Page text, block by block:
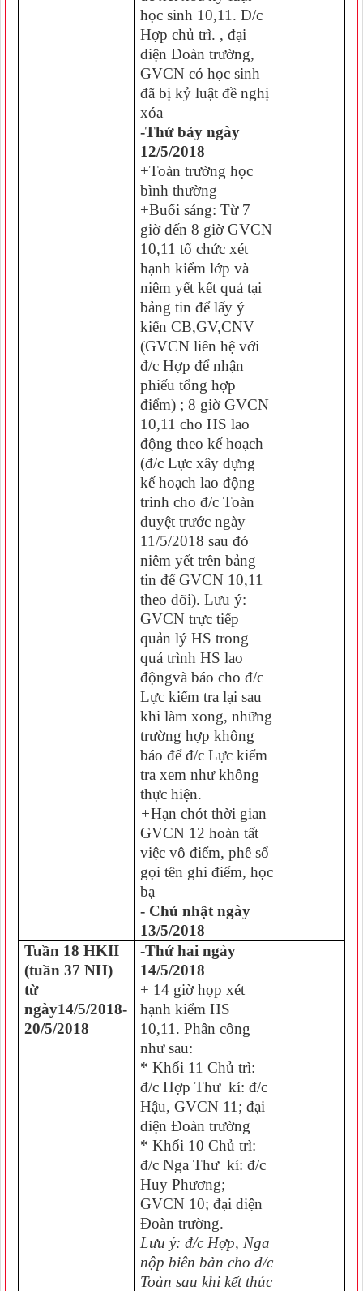
học sinh 10,11. Đ/c
Hợp chủ trì. , đại
diện Đoàn trường,
GVCN có học sinh
đã bị kỷ luật đề nghị
xóa
-Thứ bảy ngày
12/5/2018
+Toàn trường học
bình thường
+Buổi sáng: Từ 7
giờ đến 8 giờ GVCN
10,11 tổ chức xét
hạnh kiểm lớp và
niêm yết kết quả tại
bảng tin để lấy ý
kiến CB,GV,CNV
(GVCN liên hệ với
đ/c Hợp để nhận
phiếu tổng hợp
điểm) ; 8 giờ GVCN
10,11 cho HS lao
động theo kế hoạch
(đ/c Lực xây dựng
kế hoạch lao động
trình cho đ/c Toàn
duyệt trước ngày
11/5/2018 sau đó
niêm yết trên bảng
tin để GVCN 10,11
theo dõi). Lưu ý:
GVCN trực tiếp
quản lý HS trong
quá trình HS lao
độngvà báo cho đ/c
Lực kiểm tra lại sau
khi làm xong, những
trường hợp không
báo để đ/c Lực kiểm
tra xem như không
thực hiện.
+Hạn chót thời gian
GVCN 12 hoàn tất
việc vô điểm, phê sổ
gọi tên ghi điểm, học
bạ
- Chủ nhật ngày
13/5/2018
Tuần 18 HKII
(tuần 37 NH)
từ
ngày14/5/2018-
20/5/2018
-Thứ hai ngày
14/5/2018
+ 14 giờ họp xét
hạnh kiểm HS
10,11. Phân công
như sau:
* Khối 11 Chủ trì:
đ/c Hợp Thư kí: đ/c
Hậu, GVCN 11; đại
diện Đoàn trường
* Khối 10 Chủ trì:
đ/c Nga Thư kí: đ/c
Huy Phương;
GVCN 10; đại diện
Đoàn trường.
Lưu ý: đ/c Hợp, Nga
nộp biên bản cho đ/c
Toàn sau khi kết thúc